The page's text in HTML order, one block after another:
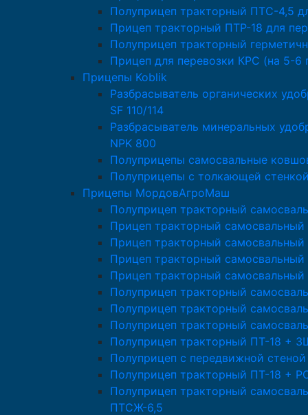
Полуприцеп тракторный ПТС-4,5
Прицеп тракторный ПТР-18 для
Полуприцеп тракторный
Прицеп для перевозки КРС (на 5-6
Прицепы Koblik
Разбрасыватель органических
SF 110/114
Разбрасыватель минеральных
NPK 800
Полуприцепы самосвальные
Полуприцепы с толкающей
Прицепы МордовАгроМаш
Полуприцеп тракторный
Прицеп тракторный
Прицеп тракторный
Прицеп тракторный
Прицеп тракторный
Полуприцеп тракторный
Полуприцеп тракторный
Полуприцеп тракторный
Полуприцеп тракторный ПТ-18 +
Полуприцеп с передвижной
Полуприцеп тракторный ПТ-18 +
Полуприцеп тракторный
ПТСЖ-6,5